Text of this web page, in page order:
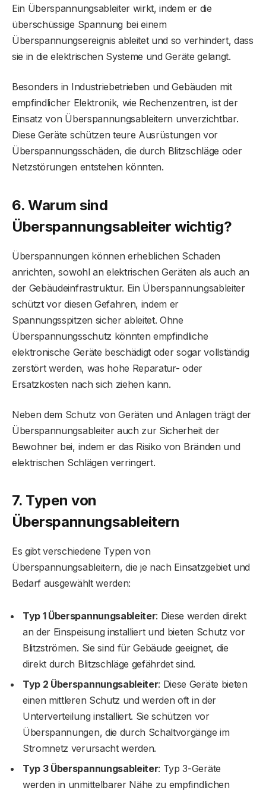
Ein Überspannungsableiter wirkt, indem er die
überschüssige Spannung bei einem
Überspannungsereignis ableitet und so verhindert, dass
sie in die elektrischen Systeme und Geräte gelangt.
Besonders in Industriebetrieben und Gebäuden mit
empfindlicher Elektronik, wie Rechenzentren, ist der
Einsatz von Überspannungsableitern unverzichtbar.
Diese Geräte schützen teure Ausrüstungen vor
Überspannungsschäden, die durch Blitzschläge oder
Netzstörungen entstehen könnten.
6. Warum sind
Überspannungsableiter wichtig?
Überspannungen können erheblichen Schaden
anrichten, sowohl an elektrischen Geräten als auch an
der Gebäudeinfrastruktur. Ein Überspannungsableiter
schützt vor diesen Gefahren, indem er
Spannungsspitzen sicher ableitet. Ohne
Überspannungsschutz könnten empfindliche
elektronische Geräte beschädigt oder sogar vollständig
zerstört werden, was hohe Reparatur- oder
Ersatzkosten nach sich ziehen kann.
Neben dem Schutz von Geräten und Anlagen trägt der
Überspannungsableiter auch zur Sicherheit der
Bewohner bei, indem er das Risiko von Bränden und
elektrischen Schlägen verringert.
7. Typen von
Überspannungsableitern
Es gibt verschiedene Typen von
Überspannungsableitern, die je nach Einsatzgebiet und
Bedarf ausgewählt werden:
Typ 1 Überspannungsableiter: Diese werden direkt
an der Einspeisung installiert und bieten Schutz vor
Blitzströmen. Sie sind für Gebäude geeignet, die
direkt durch Blitzschläge gefährdet sind.
Typ 2 Überspannungsableiter: Diese Geräte bieten
einen mittleren Schutz und werden oft in der
Unterverteilung installiert. Sie schützen vor
Überspannungen, die durch Schaltvorgänge im
Stromnetz verursacht werden.
Typ 3 Überspannungsableiter: Typ 3-Geräte
werden in unmittelbarer Nähe zu empfindlichen